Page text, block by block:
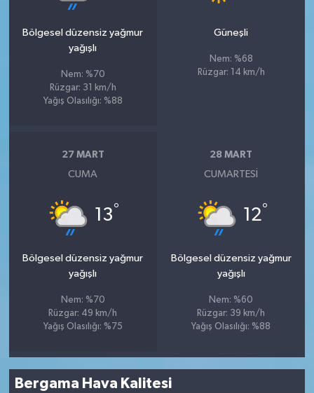
Bölgesel düzensiz yağmur
yağışlı
Nem: %70
Rüzgar: 31 km/h
Yağış Olasılığı: %88
Güneşli
Nem: %68
Rüzgar: 14 km/h
27 MART
CUMA
13°
Bölgesel düzensiz yağmur
yağışlı
Nem: %70
Rüzgar: 49 km/h
Yağış Olasılığı: %75
28 MART
CUMARTESI
12°
Bölgesel düzensiz yağmur
yağışlı
Nem: %60
Rüzgar: 39 km/h
Yağış Olasılığı: %88
Bergama Hava Kalitesi